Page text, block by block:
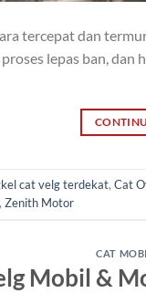
tercepat dan
lepas ban,
cat velg terdekat, Cat
, Zenith Motor
CAT
Mobil &